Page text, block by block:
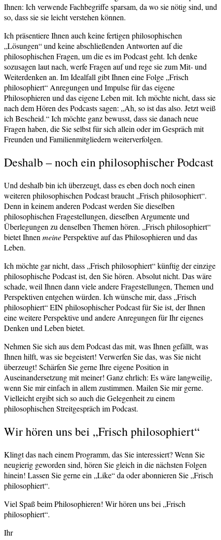
Ihnen: Ich verwende Fachbegriffe sparsam, da wo sie nötig sind, und
so, dass sie sie leicht verstehen können.
Ich präsentiere Ihnen auch keine fertigen philosophischen
„Lösungen“ und keine abschließenden Antworten auf die
philosophischen Fragen, um die es im Podcast geht. Ich denke
sozusagen laut nach, werfe Fragen auf und rege sie zum Mit- und
Weiterdenken an. Im Idealfall gibt Ihnen eine Folge „Frisch
philosophiert“ Anregungen und Impulse für das eigene
Philosophieren und das eigene Leben mit. Ich möchte nicht, dass sie
nach dem Hören des Podcasts sagen: „Ah, so ist das also. Jetzt weiß
ich Bescheid.“ Ich möchte ganz bewusst, dass sie danach neue
Fragen haben, die Sie selbst für sich allein oder im Gespräch mit
Freunden und Familienmitgliedern weiterverfolgen.
Deshalb – noch ein philosophischer Podcast
Und deshalb bin ich überzeugt, dass es eben doch noch einen
weiteren philosophischen Podcast braucht „Frisch philosophiert“.
Denn in keinem anderen Podcast werden Sie dieselben
philosophischen Fragestellungen, dieselben Argumente und
Überlegungen zu denselben Themen hören. „Frisch philosophiert“
bietet Ihnen meinePerspektive auf das Philosophieren und das
Leben.
Ich möchte gar nicht, dass „Frisch philosophiert“ künftig der einzige
philosophische Podcast ist, den Sie hören. Absolut nicht. Das wäre
schade, weil Ihnen dann viele andere Fragestellungen, Themen und
Perspektiven entgehen würden. Ich wünsche mir, dass „Frisch
philosophiert“ EIN philosophischer Podcast für Sie ist, der Ihnen
eine weitere Perspektive und andere Anregungen für Ihr eigenes
Denken und Leben bietet.
Nehmen Sie sich aus dem Podcast das mit, was Ihnen gefällt, was
Ihnen hilft, was sie begeistert! Verwerfen Sie das, was Sie nicht
überzeugt! Schärfen Sie gerne Ihre eigene Position in
Auseinandersetzung mit meiner! Ganz ehrlich: Es wäre langweilig,
wenn Sie mir einfach in allem zustimmen. Mailen Sie mir gerne.
Vielleicht ergibt sich so auch die Gelegenheit zu einem
philosophischen Streitgespräch im Podcast.
Wir hören uns bei „Frisch philosophiert“
Klingt das nach einem Programm, das Sie interessiert? Wenn Sie
neugierig geworden sind, hören Sie gleich in die nächsten Folgen
hinein! Lassen Sie gerne ein „Like“ da oder abonnieren Sie „Frisch
philosophiert“.
Viel Spaß beim Philosophieren! Wir hören uns bei „Frisch
philosophiert“.
Ihr